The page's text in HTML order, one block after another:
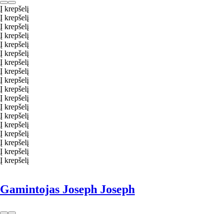
Į krepšelį
Į krepšelį
Į krepšelį
Į krepšelį
Į krepšelį
Į krepšelį
Į krepšelį
Į krepšelį
Į krepšelį
Į krepšelį
Į krepšelį
Į krepšelį
Į krepšelį
Į krepšelį
Į krepšelį
Į krepšelį
Į krepšelį
Į krepšelį
Gamintojas Joseph Joseph